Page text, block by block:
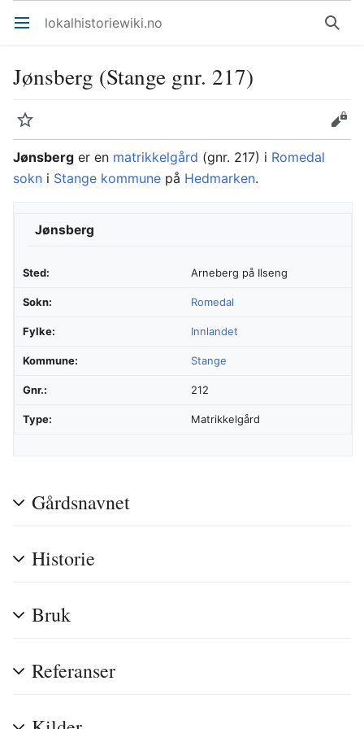
Åpne hovedmenyen lokalhistoriewiki.no Søk
Jønsberg (Stange gnr. 217)
Overvåk
Rediger
Jønsberg er en matrikkelgård (gnr. 217) i Romedal
sokn i Stange kommune på Hedmarken.
Jønsberg
Sted: Arneberg på Ilseng
Sokn: Romedal
Fylke: Innlandet
Kommune: Stange
Gnr.: 212
Type: Matrikkelgård
Gårdsnavnet
Historie
Bruk
Referanser